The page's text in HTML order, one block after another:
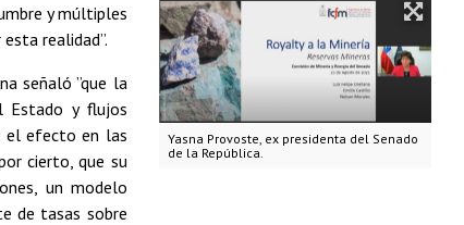
Yasna Provoste, ex presidenta del Senado
de la República.
y múltiples
realidad”.
señaló ”que la
Estado y flujos
el efecto en las
cierto, que su
un modelo
de tasas sobre